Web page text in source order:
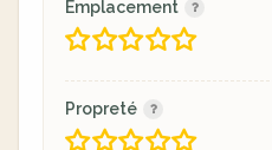
Emplacement
Propreté